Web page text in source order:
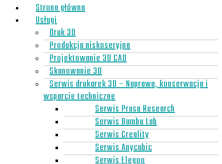
Strona główna
Usługi
Druk 3D
Produkcja niskoseryjna
Projektowanie 3D CAD
Skanowanie 3D
Serwis drukarek 3D – Naprawa, konserwacja i
wsparcie techniczne
Serwis Prusa Research
Serwis Bambu Lab
Serwis Creality
Serwis Anycubic
Serwis Elegoo